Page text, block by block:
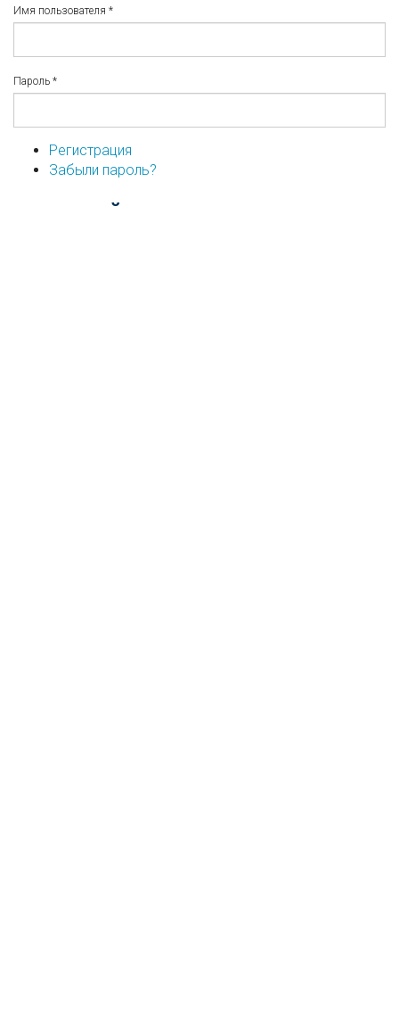
Имя пользователя *
Пароль *
Регистрация
Забыли пароль?
...или войдите используя